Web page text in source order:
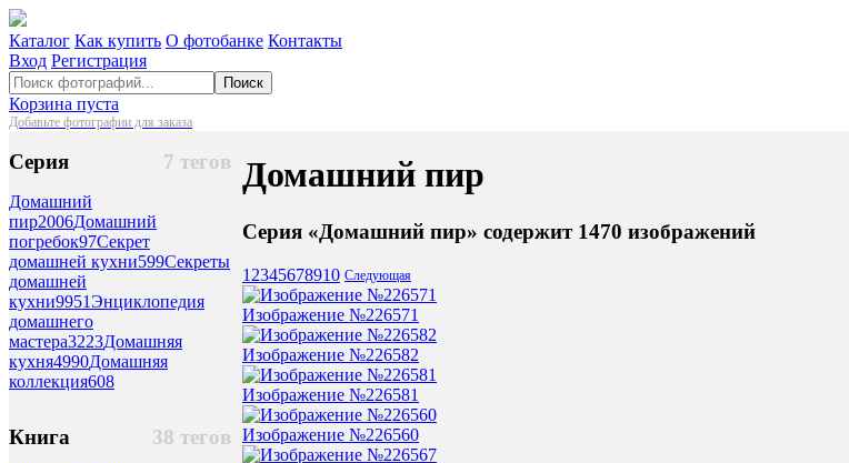
Каталог Как купить О фотобанке Контакты
Вход Регистрация
Поиск
Корзина пуста
Добавьте фотографии для заказа
7 тегов
Серия
Домашний
пир2006Домашний
погребок97Секрет
домашней кухни599Секреты
домашней
кухни9951Энциклопедия
домашнего
мастера3223Домашняя
кухня4990Домашняя
коллекция608
38 тегов
Книга
Домашний пир
Серия «Домашний пир» содержит 1470 изображений
1 2345678910 Следующая
Изображение №226571
Изображение №226582
Изображение №226581
Изображение №226560